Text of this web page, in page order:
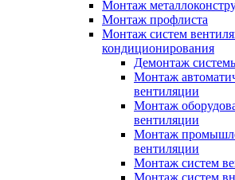
Монтаж
Монтаж профлиста
Монтаж систем
кондиционирования
Демонтаж
Монтаж
вентиляции
Монтаж
вентиляции
Монтаж
вентиляции
Монтаж систем